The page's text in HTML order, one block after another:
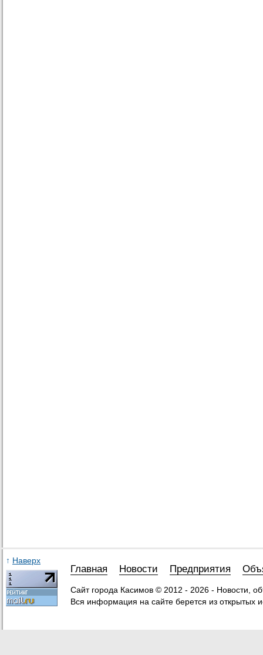
↑ Наверх
Главная Новости Предприятия
Сайт города Касимов © 2012 - 2026 - Новости,
Вся информация на сайте берется из открытых